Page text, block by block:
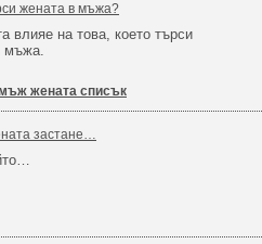
жената в мъжа?
влияе на това, което търси
мъжа.
жената списък
застане…